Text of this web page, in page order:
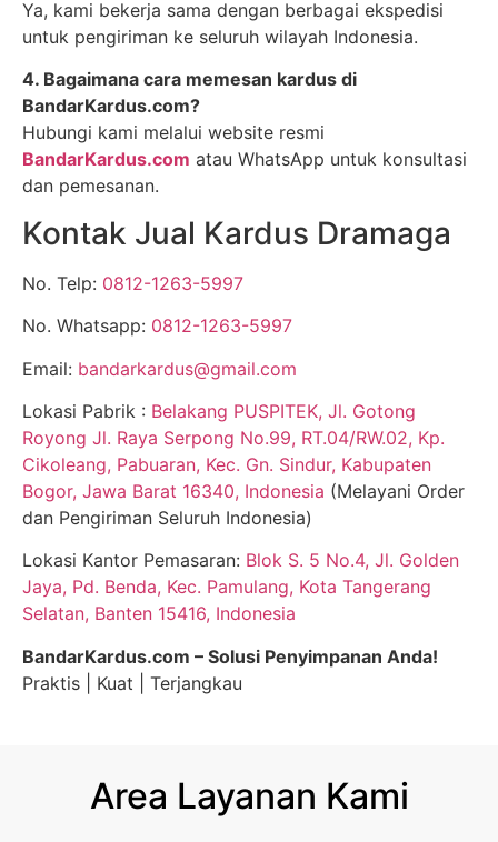
Ya, kami bekerja sama dengan berbagai ekspedisi
untuk pengiriman ke seluruh wilayah Indonesia.
4. Bagaimana cara memesan kardus di
BandarKardus.com?
Hubungi kami melalui website resmi
BandarKardus.com atau WhatsApp untuk konsultasi
dan pemesanan.
Kontak Jual Kardus Dramaga
No. Telp: 0812-1263-5997
No. Whatsapp: 0812-1263-5997
Email: bandarkardus@gmail.com
Lokasi Pabrik : Belakang PUSPITEK, Jl. Gotong
Royong Jl. Raya Serpong No.99, RT.04/RW.02, Kp.
Cikoleang, Pabuaran, Kec. Gn. Sindur, Kabupaten
Bogor, Jawa Barat 16340, Indonesia (Melayani Order
dan Pengiriman Seluruh Indonesia)
Lokasi Kantor Pemasaran: Blok S. 5 No.4, Jl. Golden
Jaya, Pd. Benda, Kec. Pamulang, Kota Tangerang
Selatan, Banten 15416, Indonesia
BandarKardus.com – Solusi Penyimpanan Anda!
Praktis | Kuat | Terjangkau
Area Layanan Kami